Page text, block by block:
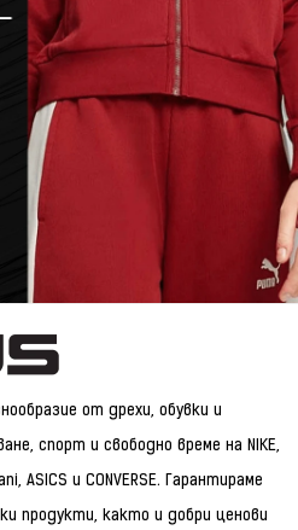
от дрехи, обувки и
спорт и свободно време на NIKE,
ASICS и CONVERSE. Гарантираме
продукти, както и добри ценови